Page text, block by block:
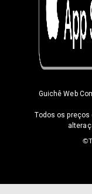
Guichê Web
Todos os